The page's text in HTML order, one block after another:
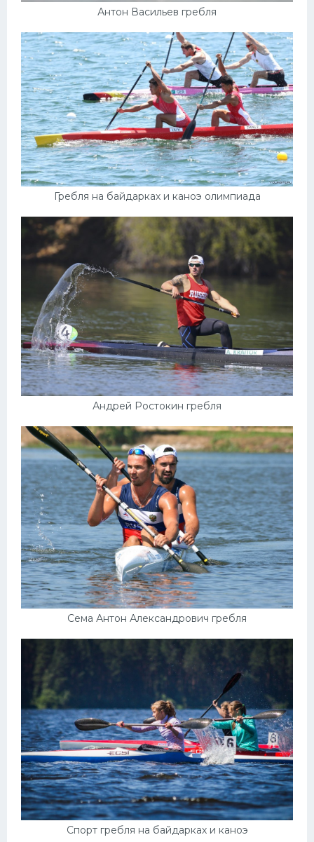
Антон Васильев гребля
Гребля на байдарках и каноэ олимпиада
Андрей Ростокин гребля
Сема Антон Александрович гребля
Спорт гребля на байдарках и каноэ